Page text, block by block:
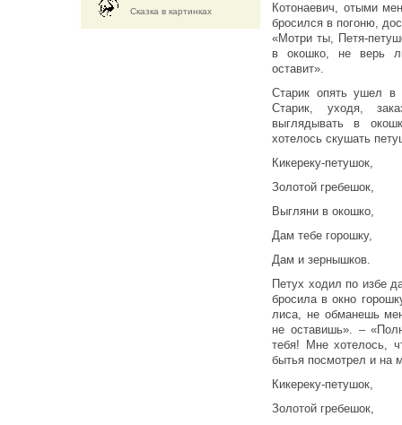
Котонаевич, отыми
бросился в погоню,
«Мотри ты, Петя-
в окошко, не верь
оставит».
Старик опять ушел
Старик, уходя,
выглядывать в
хотелось скушать
Кикереку-петушок,
Золотой гребешок,
Выгляни в окошко,
Дам тебе горошку,
Дам и зернышков.
Петух ходил по избе
бросила в окно
лиса, не обманешь
не оставишь». –
тебя! Мне хотелось,
бытья посмотрел и на
Кикереку-петушок,
Золотой гребешок,
Cказка в картинках